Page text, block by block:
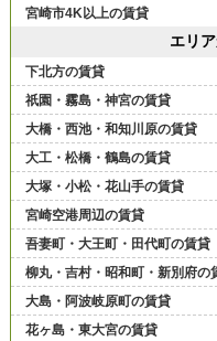
宮崎市4K以上の賃貸
エリ
下北方の賃貸
祇園・霧島・神宮の賃貸
大橋・西池・和知川原の賃貸
大工・松橋・鶴島の賃貸
大塚・小松・花山手の賃貸
宮崎空港周辺の賃貸
吾妻町・大王町・田代町の賃貸
柳丸・吉村・昭和町・新別府の
大島・阿波岐原町の賃貸
花ヶ島・東大宮の賃貸